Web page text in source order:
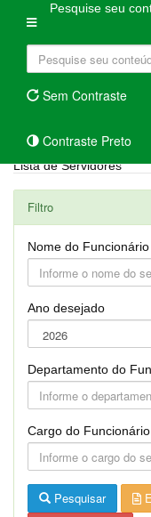
Pesquise seu
Sem Contraste
Contraste Preto
Lista de Servidores
Filtro
Nome do Funcionário
Ano desejado
Departamento do
Cargo do Funcionário
Pesquisar